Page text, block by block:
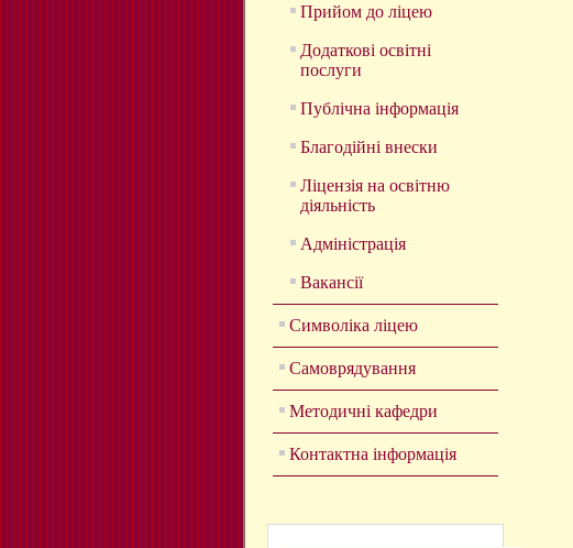
Прийом до ліцею
Додаткові освітні
послуги
Публічна інформація
Благодійні внески
Ліцензія на освітню
діяльність
Адміністрація
Вакансії
Символіка ліцею
Самоврядування
Методичні кафедри
Контактна інформація